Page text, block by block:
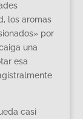
los aromas
por
una
esa
casi